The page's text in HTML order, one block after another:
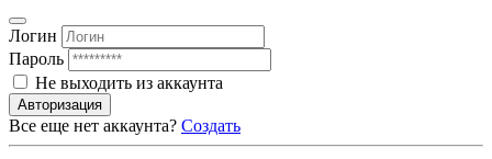
Логин
Пароль
Не выходить из аккаунта
Авторизация
Все еще нет аккаунта? Создать